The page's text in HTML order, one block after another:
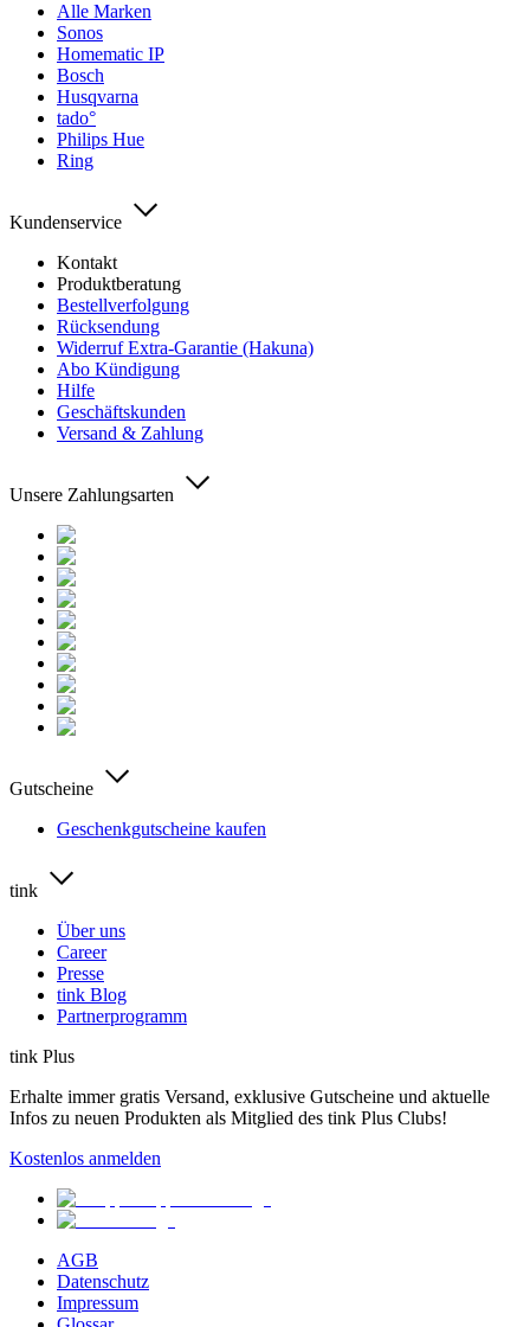
Alle Marken
Sonos
Homematic IP
Bosch
Husqvarna
tado°
Philips Hue
Ring
Kundenservice
Kontakt
Produktberatung
Bestellverfolgung
Rücksendung
Widerruf Extra-Garantie (Hakuna)
Abo Kündigung
Hilfe
Geschäftskunden
Versand & Zahlung
Unsere Zahlungsarten
Gutscheine
Geschenkgutscheine kaufen
tink
Über uns
Career
Presse
tink Blog
Partnerprogramm
tink Plus
Erhalte immer gratis Versand, exklusive Gutscheine und aktuelle
Infos zu neuen Produkten als Mitglied des tink Plus Clubs!
Kostenlos anmelden
AGB
Datenschutz
Impressum